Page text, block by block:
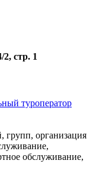
2, стр. 1
туроператор
групп, организация
обслуживание,